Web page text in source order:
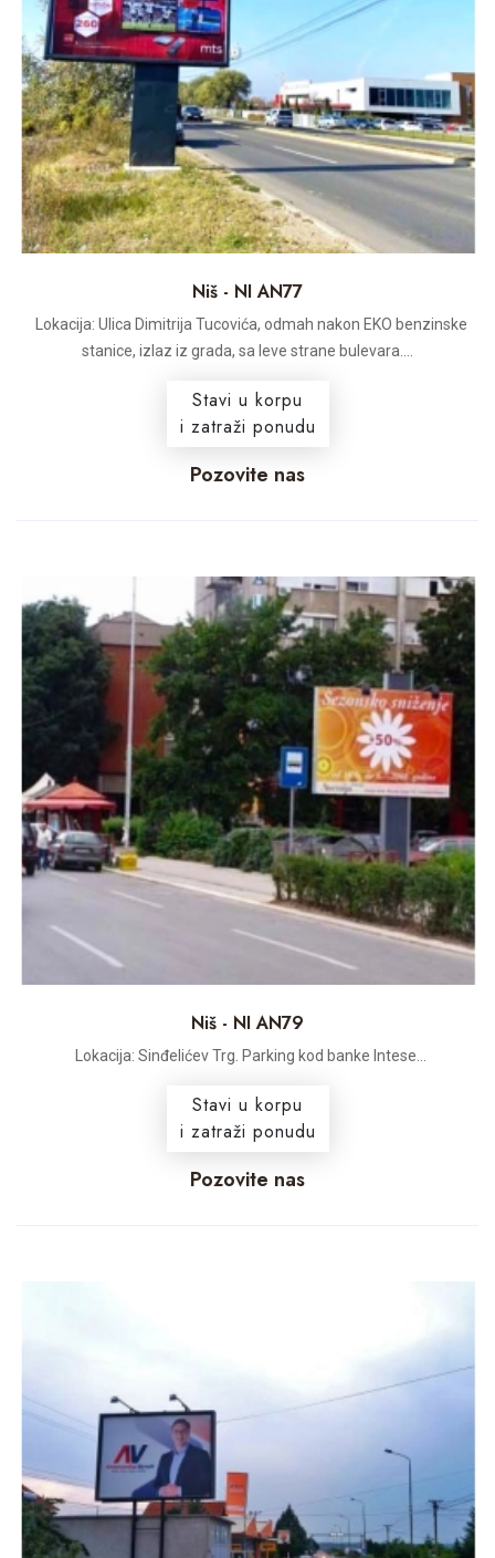
Niš - NI AN77
Lokacija: Ulica Dimitrija Tucovića, odmah nakon EKO benzinske
stanice, izlaz iz grada, sa leve strane bulevara....
Stavi u korpu
i zatraži ponudu
Pozovite nas
Niš - NI AN79
Lokacija: Sinđelićev Trg. Parking kod banke Intese...
Stavi u korpu
i zatraži ponudu
Pozovite nas